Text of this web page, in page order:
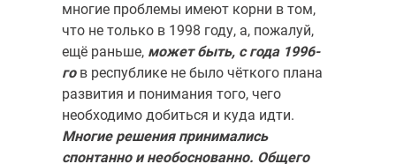
многие проблемы име­ют корни в том,
что не только в 1998 году, а, пожалуй,
ещё рань­ше, может быть, с года 1996-
го в республике не было чёткого плана
развития и понимания того, чего
необходимо добиться и куда идти.
Многие решения принимались
спонтанно и необоснованно. Обще­го